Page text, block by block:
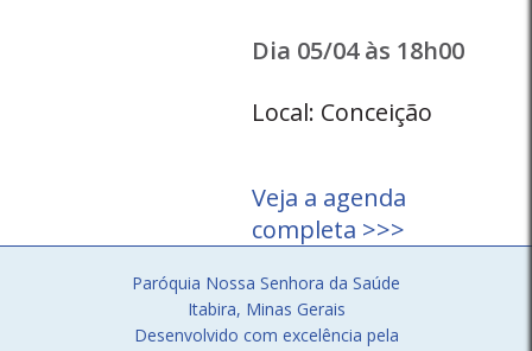
Dia 05/04 às 18h00
Local: Conceição
Veja a agenda
completa >>>
Paróquia Nossa Senhora da Saúde
Itabira, Minas Gerais
Desenvolvido com excelência pela